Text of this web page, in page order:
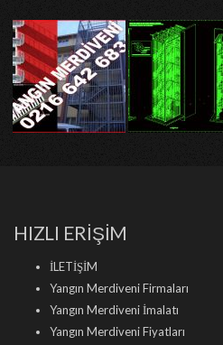
HIZLI ERİŞİM
İLETİŞİM
Yangın Merdiveni Firmaları
Yangın Merdiveni İmalatı
Yangın Merdiveni Fiyatları